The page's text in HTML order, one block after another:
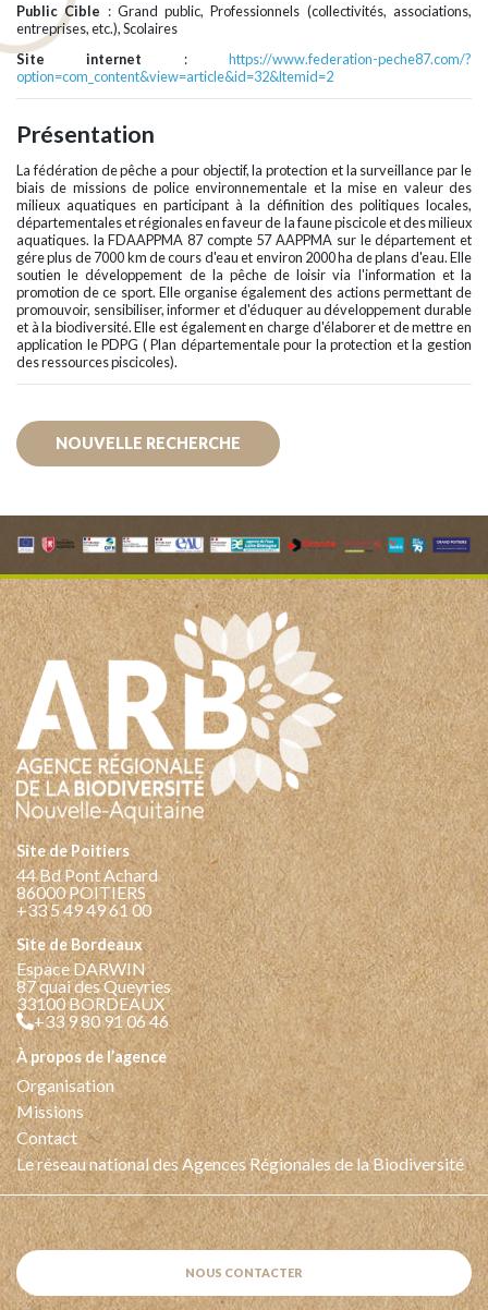
Public Cible : Grand public, Professionnels (collectivités, associations,
entreprises, etc.), Scolaires
Site internet :https://www.federation-peche87.com/?
option=com_content&view=article&id=32&Itemid=2
Présentation
La fédération de pêche a pour objectif, la protection et la surveillance par le
biais de missions de police environnementale et la mise en valeur des
milieux aquatiques en participant à la définition des politiques locales,
départementales et régionales en faveur de la faune piscicole et des milieux
aquatiques. la FDAAPPMA 87 compte 57 AAPPMA sur le département et
gére plus de 7000 km de cours d'eau et environ 2000 ha de plans d'eau. Elle
soutien le développement de la pêche de loisir via l'information et la
promotion de ce sport. Elle organise également des actions permettant de
promouvoir, sensibiliser, informer et d'éduquer au développement durable
et à la biodiversité. Elle est également en charge d'élaborer et de mettre en
application le PDPG ( Plan départementale pour la protection et la gestion
des ressources piscicoles).
NOUVELLE RECHERCHE
Site de Poitiers
44 Bd Pont Achard
86000 POITIERS
+33 5 49 49 61 00
Site de Bordeaux
Espace DARWIN
87 quai des Queyries
33100 BORDEAUX
+33 9 80 91 06 46
à propos de l’agence
Organisation
Missions
Contact
Le réseau national des Agences Régionales de la Biodiversité
NOUS CONTACTER